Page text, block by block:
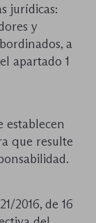
jurídicas:
y
a
apartado 1
establecen
que resulte
2016, de 16